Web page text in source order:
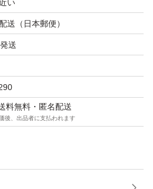
材で厳重に梱包します。
に発送いたします。
い
送（日本郵便）
送
料無料・匿名配送
後、出品者に支払われます